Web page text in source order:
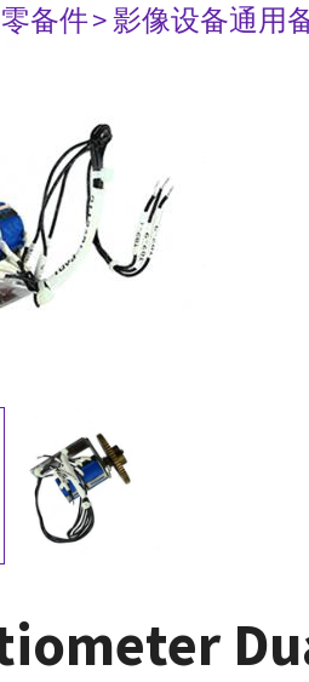
备件> 影像设备通用